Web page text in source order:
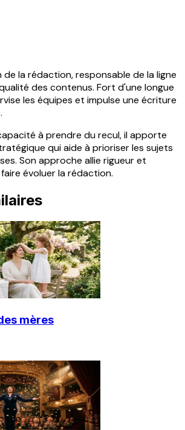
de la rédaction, responsable de la ligne
des contenus. Fort d'une longue
les équipes et impulse une écriture
à prendre du recul, il apporte
qui aide à prioriser les sujets
Son approche allie rigueur et
évoluer la rédaction.
mères